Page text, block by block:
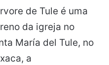
de Tule é uma
da igreja no
María del Tule, no
a